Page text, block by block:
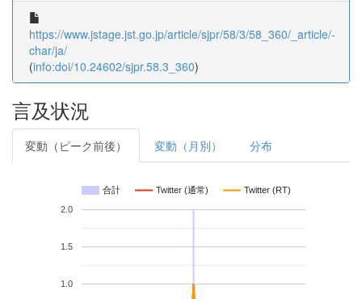
https://www.jstage.jst.go.jp/article/sjpr/58/3/58_360/_article/-
char/ja/
(info:doi/10.24602/sjpr.58.3_360)
言及状況
変動（ピーク前後） 変動（月別） 分布
合計 Twitter (通常) Twitter (RT)
1.0
1.5
2.0